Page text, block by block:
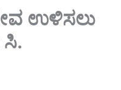
ಉಳಿಸಲು